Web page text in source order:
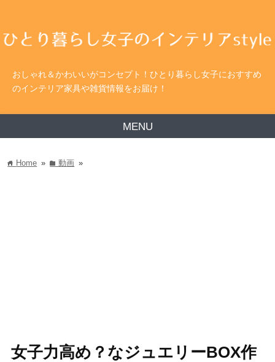
おしゃれ＆かわいいがコンセプト！ひとり暮らし女子におすすめ
のインテリア家具や雑貨情報をお届け！
MENU
home Home » folder動画 »
女子力高め？なジュエリーBOX作